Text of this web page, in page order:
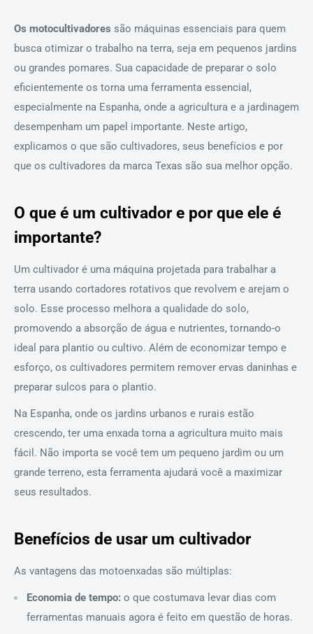
Os motocultivadores são máquinas essenciais para quem
busca otimizar o trabalho na terra, seja em pequenos jardins
ou grandes pomares. Sua capacidade de preparar o solo
eficientemente os torna uma ferramenta essencial,
especialmente na Espanha, onde a agricultura e a jardinagem
desempenham um papel importante. Neste artigo,
explicamos o que são cultivadores, seus benefícios e por
que os cultivadores da marca Texas são sua melhor opção.
O que é um cultivador e por que ele é
importante?
Um cultivador é uma máquina projetada para trabalhar a
terra usando cortadores rotativos que revolvem e arejam o
solo. Esse processo melhora a qualidade do solo,
promovendo a absorção de água e nutrientes, tornando-o
ideal para plantio ou cultivo. Além de economizar tempo e
esforço, os cultivadores permitem remover ervas daninhas e
preparar sulcos para o plantio.
Na Espanha, onde os jardins urbanos e rurais estão
crescendo, ter uma enxada torna a agricultura muito mais
fácil. Não importa se você tem um pequeno jardim ou um
grande terreno, esta ferramenta ajudará você a maximizar
seus resultados.
Benefícios de usar um cultivador
As vantagens das motoenxadas são múltiplas:
Economia de tempo: o que costumava levar dias com
ferramentas manuais agora é feito em questão de horas.